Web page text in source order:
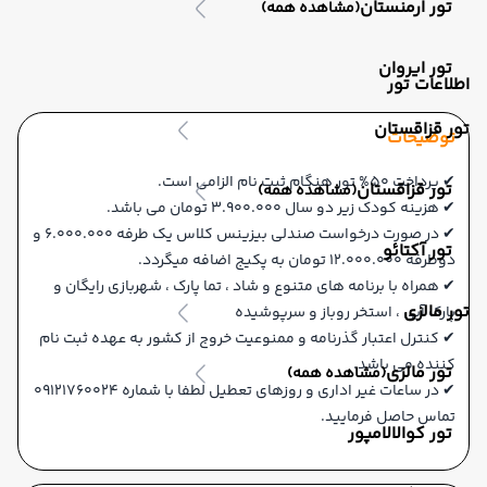
تور ارمنستان(مشاهده همه)
تور ایروان
تور قزاقستان
تور قزاقستان(مشاهده همه)
تور آکتائو
تور مالزی
تور مالزی(مشاهده همه)
تور کوالالامپور
اطلاعات تور
توضیحات
✔ پرداخت 50% تور هنگام ثبت نام الزامی است.
✔ هزینه کودک زیر دو سال 3.900.000 تومان می باشد.
✔ در صورت درخواست صندلی بیزینس کلاس یک طرفه 6.000.000 و
دوطرفه 12.000.000 تومان به پکیج اضافه میگردد.
✔ همراه با برنامه های متنوع و شاد ، تما پارک ، شهربازی رایگان و
پارک آبی ، استخر روباز و سرپوشیده
✔ کنترل اعتبار گذرنامه و ممنوعیت خروج از کشور به عهده ثبت نام
کننده می باشد.
✔ در ساعات غیر اداری و روزهای تعطیل لطفا با شماره 09121760024
تماس حاصل فرمایید.